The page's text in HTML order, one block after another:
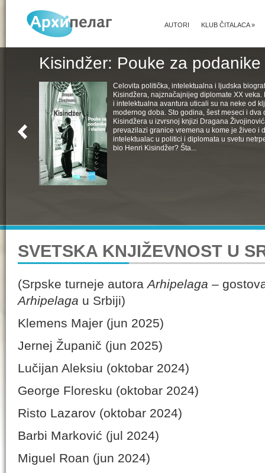
KLUB ČITALACA»
AUTORI
Kisindžer: Pouke za
Celovita politička, intelektualna i ljudska
Kisindžera, najznačajnijeg diplomate XX
i intelektualna avantura uticali su na neke od
modernog doba. Sto godina, šest meseci i dva
Kisindžera u izvrsnoj knjizi Dragana
prevazilazi granice vremena u kome je živeo i
intelektualac u politici i diplomata u svetu
bio Henri Kisindžer? Šta...
SVETSKA KNJIŽEVNOST U
(Srpske turneje autoraArhipelaga –
Arhipelaga u Srbiji)
Klemens Majer (jun 2025)
Jernej Županič (jun 2025)
Lučiјan Aleksiu (oktobar 2024)
George Floresku (oktobar 2024)
Risto Lazarov (oktobar 2024)
Barbi Marković (jul 2024)
Miguel Roan (jun 2024)